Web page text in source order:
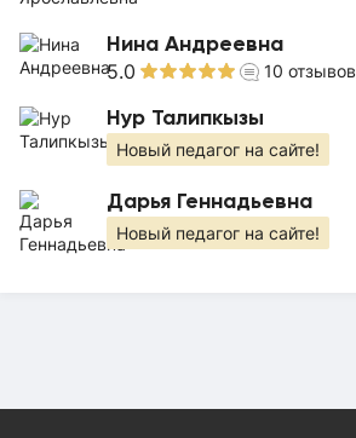
Нина Андреевна
5.0 10 отзывов
Нур Талипкызы
Новый педагог на сайте!
Дарья Геннадьевна
Новый педагог на сайте!